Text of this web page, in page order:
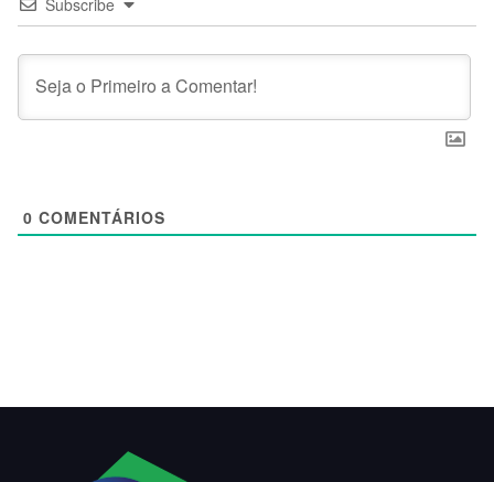
0 COMENTÁRIOS